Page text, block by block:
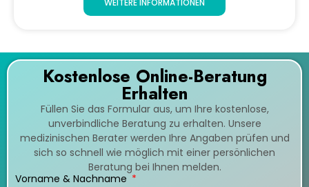
Kostenlose Online-Beratung
Erhalten
Füllen Sie das Formular aus, um Ihre kostenlose,
unverbindliche Beratung zu erhalten. Unsere
medizinischen Berater werden Ihre Angaben prüfen und
sich so schnell wie möglich mit einer persönlichen
Beratung bei Ihnen melden.
Vorname & Nachname